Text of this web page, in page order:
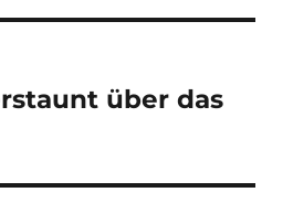
über das